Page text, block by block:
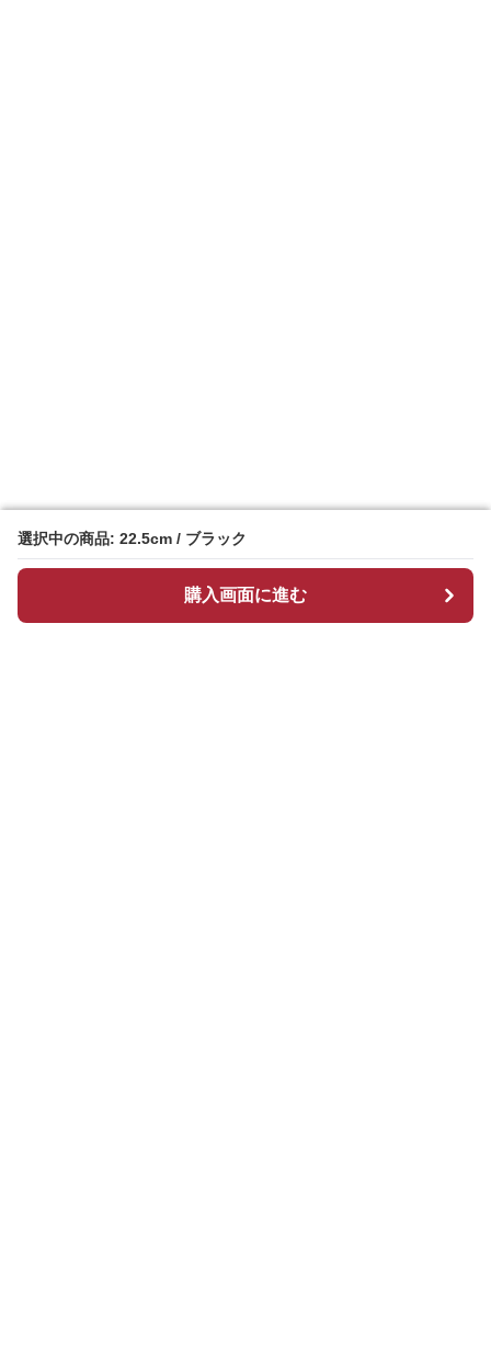
選択中の商品: 22.5cm / ブラック
購入画面に進む
選択中の商品: 22.5cm / ブラック
購入画面に進む